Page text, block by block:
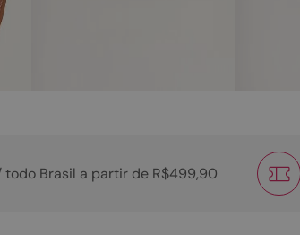
todo Brasil a partir de R$499,90